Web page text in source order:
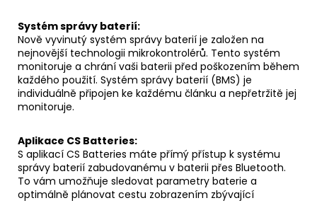
Systém správy baterií:
Nově vyvinutý systém správy baterií je založen na
nejnovější technologii mikrokontrolérů. Tento systém
monitoruje a chrání vaši baterii před poškozením během
každého použití. Systém správy baterií (BMS) je
individuálně připojen ke každému článku a nepřetržitě jej
monitoruje.
Aplikace CS Batteries:
S aplikací CS Batteries máte přímý přístup k systému
správy baterií zabudovanému v baterii přes Bluetooth.
To vám umožňuje sledovat parametry baterie a
optimálně plánovat cestu zobrazením zbývající